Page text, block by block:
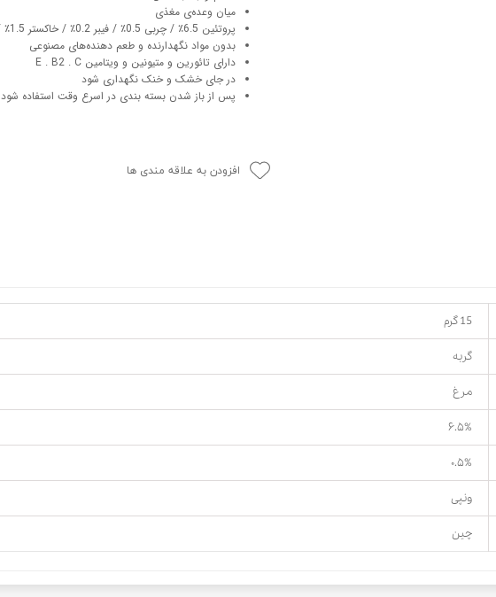
گربه
بچه گربه
گربه
سگ
میان وعده‌ی مغذی
پروتئین 6.5٪ / چربی 0.5٪ / فیبر 0.2٪ / خاکستر 1.5٪ / رطوبت ۸۸٪
بدون مواد نگهدارنده و طعم دهنده‌های مصنوعی
دارای تائورین و متیونین و ویتامین E . B2 . C
در جای خشک و خنک نگهداری شود
پس از باز شدن بسته بندی در اسرع وقت استفاده شود
افزودن به علاقه مندی ها
15 گرم
گربه
مرغ
۶.۵%
۰.۵%
ونپی
چین